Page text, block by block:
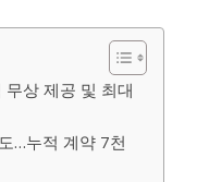
상 제공 및 최대
…누적 계약 7천